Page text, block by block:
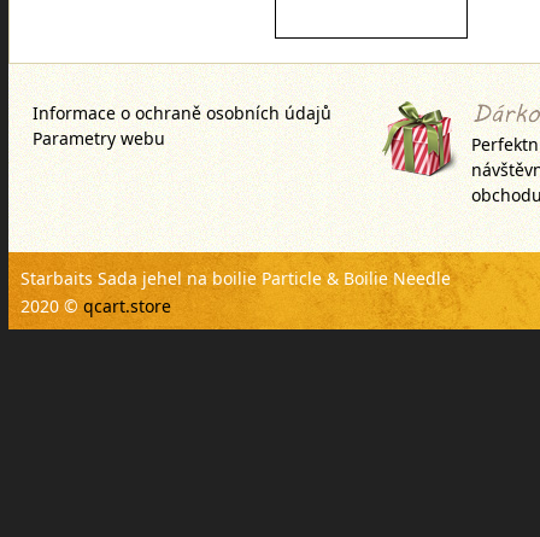
Informace o ochraně osobních údajů
Parametry webu
Starbaits Sada jehel na boilie Particle & Boilie Needle
2020 © qcart.store